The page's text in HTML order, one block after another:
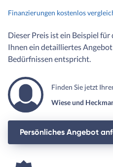
Finanzierungen kostenlos
Dieser Preis ist ein Beispiel
Ihnen ein detailliertes
Bedürfnissen entspricht.
Finden Sie jetzt
Wiese und
Persönliches Angebot